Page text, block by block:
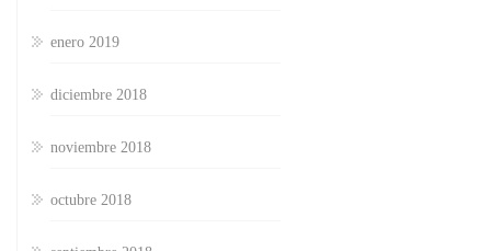
enero 2019
diciembre 2018
noviembre 2018
octubre 2018